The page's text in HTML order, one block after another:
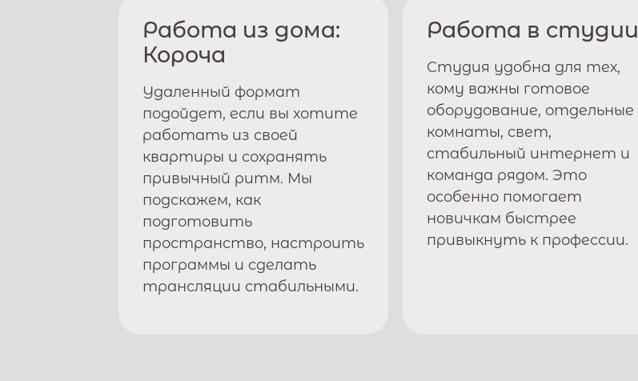
Работа из дома:
Короча
Удаленный формат
подойдет, если вы хотите
работать из своей
квартиры и сохранять
привычный ритм. Мы
подскажем, как
подготовить
пространство, настроить
программы и сделать
трансляции стабильными.
Работа в студии
Студия удобна для тех,
кому важны готовое
оборудование, отдельные
комнаты, свет,
стабильный интернет и
команда рядом. Это
особенно помогает
новичкам быстрее
привыкнуть к профессии.